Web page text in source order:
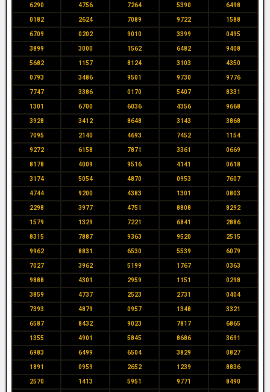
6290 4756 7264 5390 6498
0182 2624 7089 9722 1588
6709 0202 9010 3399 0495
3899 3000 1562 6482 9408
5682 1157 8124 3103 4350
0793 3486 9501 9730 9776
7747 3386 0170 5407 8331
1301 6700 6036 4356 9668
3928 3412 8648 3143 3868
7095 2140 4693 7452 1154
9272 6158 7871 3361 0669
8178 4009 9516 4141 0618
3174 5054 4870 0953 7607
4744 9200 4383 1301 0803
2298 3977 4751 8808 8292
1579 1329 7221 6841 2886
8315 7887 9363 9520 2515
9962 8831 6530 5539 6079
7027 3962 5199 1767 0363
9888 4301 2959 1151 0298
3859 4737 2523 2731 0404
7393 4879 0957 1348 3321
6587 8432 9023 7817 6865
1355 4901 5845 8686 3691
6983 6499 6504 3829 0827
1891 0959 2652 1239 8836
2570 1413 5951 9771 8490